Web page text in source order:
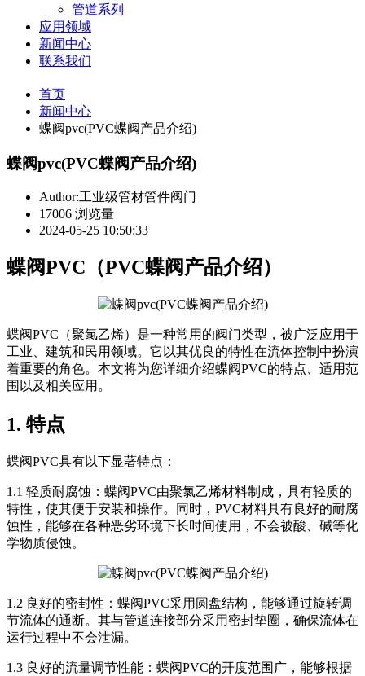
管道系列
应用领域
新闻中心
联系我们
首页
新闻中心
蝶阀pvc(PVC蝶阀产品介绍)
蝶阀pvc(PVC蝶阀产品介绍)
Author:工业级管材管件阀门
17006 浏览量
2024-05-25 10:50:33
蝶阀PVC（PVC蝶阀产品介绍）
蝶阀PVC（聚氯乙烯）是一种常用的阀门类型，被广泛应用于
工业、建筑和民用领域。它以其优良的特性在流体控制中扮演
着重要的角色。本文将为您详细介绍蝶阀PVC的特点、适用范
围以及相关应用。
1. 特点
蝶阀PVC具有以下显著特点：
1.1 轻质耐腐蚀：蝶阀PVC由聚氯乙烯材料制成，具有轻质的
特性，使其便于安装和操作。同时，PVC材料具有良好的耐腐
蚀性，能够在各种恶劣环境下长时间使用，不会被酸、碱等化
学物质侵蚀。
1.2 良好的密封性：蝶阀PVC采用圆盘结构，能够通过旋转调
节流体的通断。其与管道连接部分采用密封垫圈，确保流体在
运行过程中不会泄漏。
1.3 良好的流量调节性能：蝶阀PVC的开度范围广，能够根据